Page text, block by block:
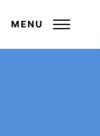
MENU